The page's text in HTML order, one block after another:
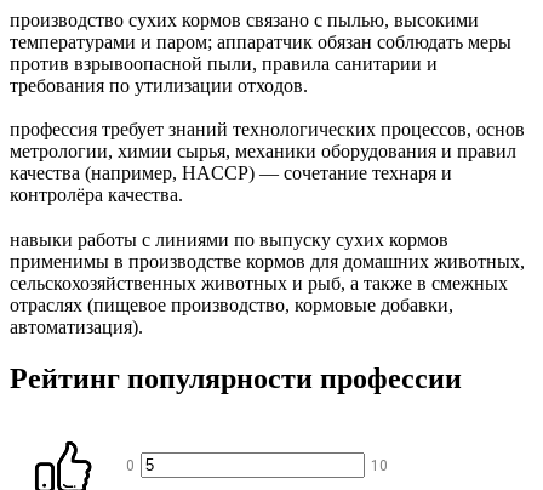
производство сухих кормов связано с пылью, высокими
температурами и паром; аппаратчик обязан соблюдать меры
против взрывоопасной пыли, правила санитарии и
требования по утилизации отходов.
профессия требует знаний технологических процессов, основ
метрологии, химии сырья, механики оборудования и правил
качества (например, HACCP) — сочетание технаря и
контролёра качества.
навыки работы с линиями по выпуску сухих кормов
применимы в производстве кормов для домашних животных,
сельскохозяйственных животных и рыб, а также в смежных
отраслях (пищевое производство, кормовые добавки,
автоматизация).
Рейтинг популярности профессии
0 10